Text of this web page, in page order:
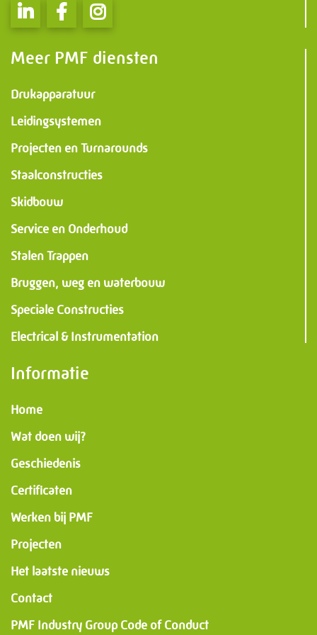
info.uithuizen@pmfmechanical.nl
+31 (0)595 - 431 729
Meer PMF diensten
Drukapparatuur
Leidingsystemen
Projecten en Turnarounds
Staalconstructies
Skidbouw
Service en Onderhoud
Stalen Trappen
Bruggen, weg en waterbouw
Speciale Constructies
Electrical & Instrumentation
Informatie
Home
Wat doen wij?
Geschiedenis
Certificaten
Werken bij PMF
Projecten
Het laatste nieuws
Contact
PMF Industry Group Code of Conduct